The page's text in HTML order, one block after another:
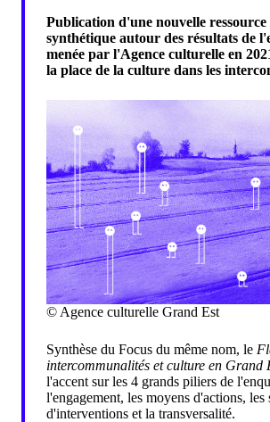
Publication d'une nouvelle
synthétique autour des résultats de
menée par l'Agence culturelle en
la place de la culture dans les
© Agence culturelle Grand Est
Synthèse du Focus du même nom, le
intercommunalités et culture en Grand
l'accent sur les 4 grands piliers de
l'engagement, les moyens d'actions, les
d'interventions et la transversalité.